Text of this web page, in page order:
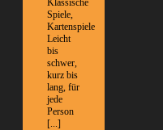
Spiele,
Kartenspiele
Leicht
bis
schwer,
kurz bis
lang, für
jede
Person
[...]